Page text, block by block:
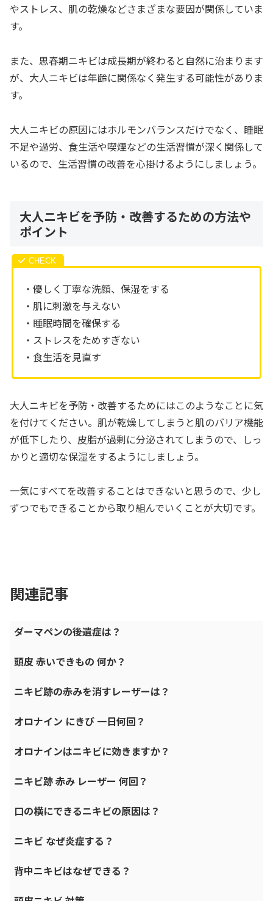
やストレス、肌の乾燥などさまざまな要因が関係していま
す。
また、思春期ニキビは成長期が終わると自然に治まります
が、大人ニキビは年齢に関係なく発生する可能性がありま
す。
大人ニキビの原因にはホルモンバランスだけでなく、睡眠
不足や過労、食生活や喫煙などの生活習慣が深く関係して
いるので、生活習慣の改善を心掛けるようにしましょう。
大人ニキビを予防・改善するための方法や
ポイント
・優しく丁寧な洗顔、保湿をする
・肌に刺激を与えない
・睡眠時間を確保する
・ストレスをためすぎない
・食生活を見直す
大人ニキビを予防・改善するためにはこのようなことに気
を付けてください。肌が乾燥してしまうと肌のバリア機能
が低下したり、皮脂が過剰に分泌されてしまうので、しっ
かりと適切な保湿をするようにしましょう。
一気にすべてを改善することはできないと思うので、少し
ずつでもできることから取り組んでいくことが大切です。
関連記事
ダーマペンの後遺症は？
頭皮 赤いできもの 何か？
ニキビ跡の赤みを消すレーザーは？
オロナイン にきび 一日何回？
オロナインはニキビに効きますか？
ニキビ跡 赤み レーザー 何回？
口の横にできるニキビの原因は？
ニキビ なぜ炎症する？
背中ニキビはなぜできる？